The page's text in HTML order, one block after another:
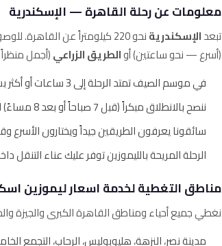
معلومات عن رحلة القاهرة — الإسكندرية
تبعدالإسكندريةنحو 220 كيلومتراً عن القاهرة. للوصول يمكن سلوك مسارين رئيسيين:
(أسرع — نحو ساعتين) أوالطريق الزراعي(أجمل
في موسم الصيف تمتد الرحلة إلى 3 ساعات أو أكثر بسبب الكثافة المرورية.
ننصح بالانطلاق مبكراً (قبل 7 صباحاً أو بعد 8 مساءً) لتجنب الاختناقات.
سائقونا يعرفون الطريقين جيداً ويختارون الأسرع
الرحلة المريحة بالليموزين توفر عليك عناء التنقل
مناطق التغطية لخدمة اسعار ليموزين
نغطي جميع أحياء ومناطق القاهرة الكبرى والجيزة
مدينة نصر، النزهة، هليوبوليس، الرحاب، التجمع